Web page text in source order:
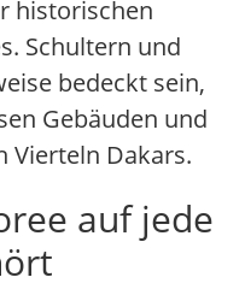
historischen
Schultern und
bedeckt sein,
Gebäuden und
Vierteln Dakars.
auf jede